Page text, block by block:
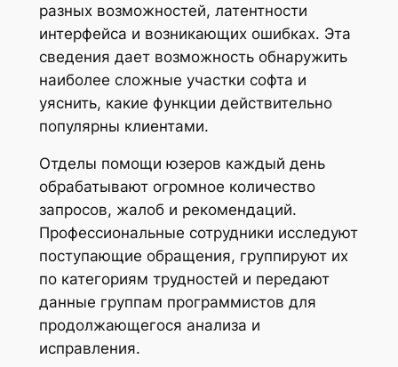
разных возможностей, латентности
интерфейса и возникающих ошибках. Эта
сведения дает возможность обнаружить
наиболее сложные участки софта и
уяснить, какие функции действительно
популярны клиентами.
Отделы помощи юзеров каждый день
обрабатывают огромное количество
запросов, жалоб и рекомендаций.
Профессиональные сотрудники исследуют
поступающие обращения, группируют их
по категориям трудностей и передают
данные группам программистов для
продолжающегося анализа и
исправления.